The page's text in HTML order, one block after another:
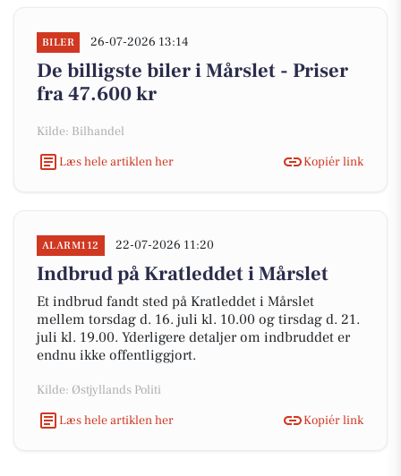
BILER 26-07-2026 13:14
De billigste biler i Mårslet - Priser
fra 47.600 kr
Kilde: Bilhandel
Læs hele artiklen her
Kopiér link
ALARM112 22-07-2026 11:20
Indbrud på Kratleddet i Mårslet
Et indbrud fandt sted på Kratleddet i Mårslet
mellem torsdag d. 16. juli kl. 10.00 og tirsdag d. 21.
juli kl. 19.00. Yderligere detaljer om indbruddet er
endnu ikke offentliggjort.
Kilde: Østjyllands Politi
Læs hele artiklen her
Kopiér link